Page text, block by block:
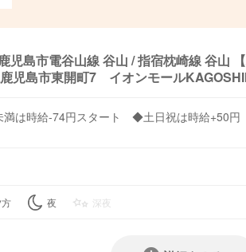
児島市電谷山線 谷山 / 指宿枕崎線 谷山
児島市東開町7 イオンモール
満は時給-74円スタート ◆土日祝は時給+50
夜 深夜